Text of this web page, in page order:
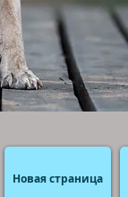
Новая страница